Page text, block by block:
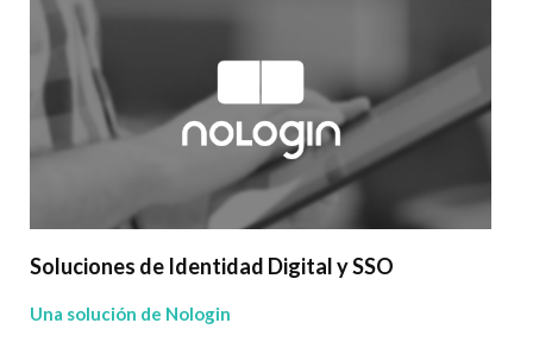
Soluciones de Identidad Digital y SSO
Una solución de Nologin